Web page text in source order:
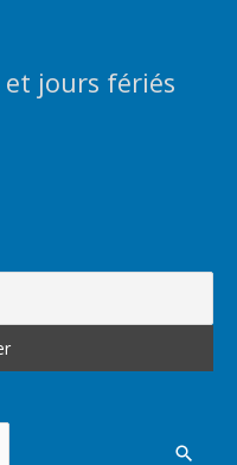
jours fériés